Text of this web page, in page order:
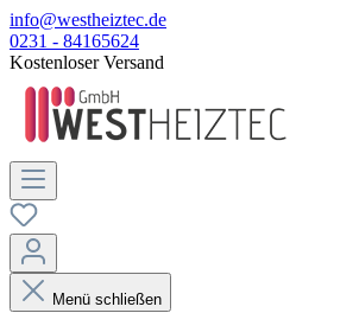
info@westheiztec.de
0231 - 84165624
Kostenloser Versand
Menü schließen